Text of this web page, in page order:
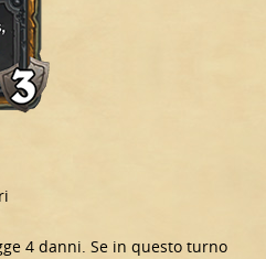
4 danni. Se in questo turno